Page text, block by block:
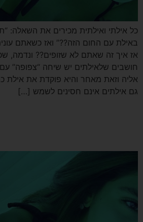
כל אילתי ואילתית מכירים את השאלה:
באילת עם החום הזה??” ואז כשאתם
אז איך זה שאתם לא שזופים?? ונדמה,
חושבים שלאילתים יש שיחה “צפופה”
אליה וזאת מאחר והיא פוקדת את אילת
גם אילתים אינם חסינים לשמש […]